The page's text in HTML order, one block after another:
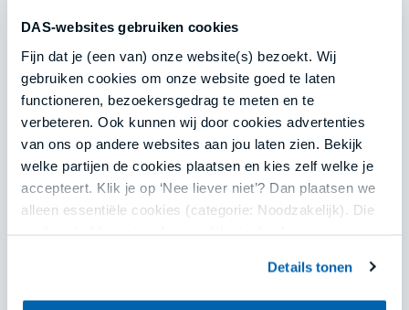
DAS-websites gebruiken cookies
Fijn dat je (een van) onze website(s) bezoekt. Wij
gebruiken cookies om onze website goed te laten
functioneren, bezoekersgedrag te meten en te
verbeteren. Ook kunnen wij door cookies advertenties
van ons op andere websites aan jou laten zien. Bekijk
welke partijen de cookies plaatsen en kies zelf welke je
accepteert. Klik je op ‘Nee liever niet’? Dan plaatsen we
alleen essentiële cookies (categorie: Noodzakelijk). Die
Jouw keuze kun je opnieuw aanpassen of intrekken via
ons cookieoverzicht onderaan onze websites of in de
Details tonen
Juridisch advies
Op zoek naar juridische hulp voor
ondernemer? Je krijgt zakelijk juridisch
advies van een ervaren jurist voor een vaste
prijs. Zonder stukken.
Aanvragen